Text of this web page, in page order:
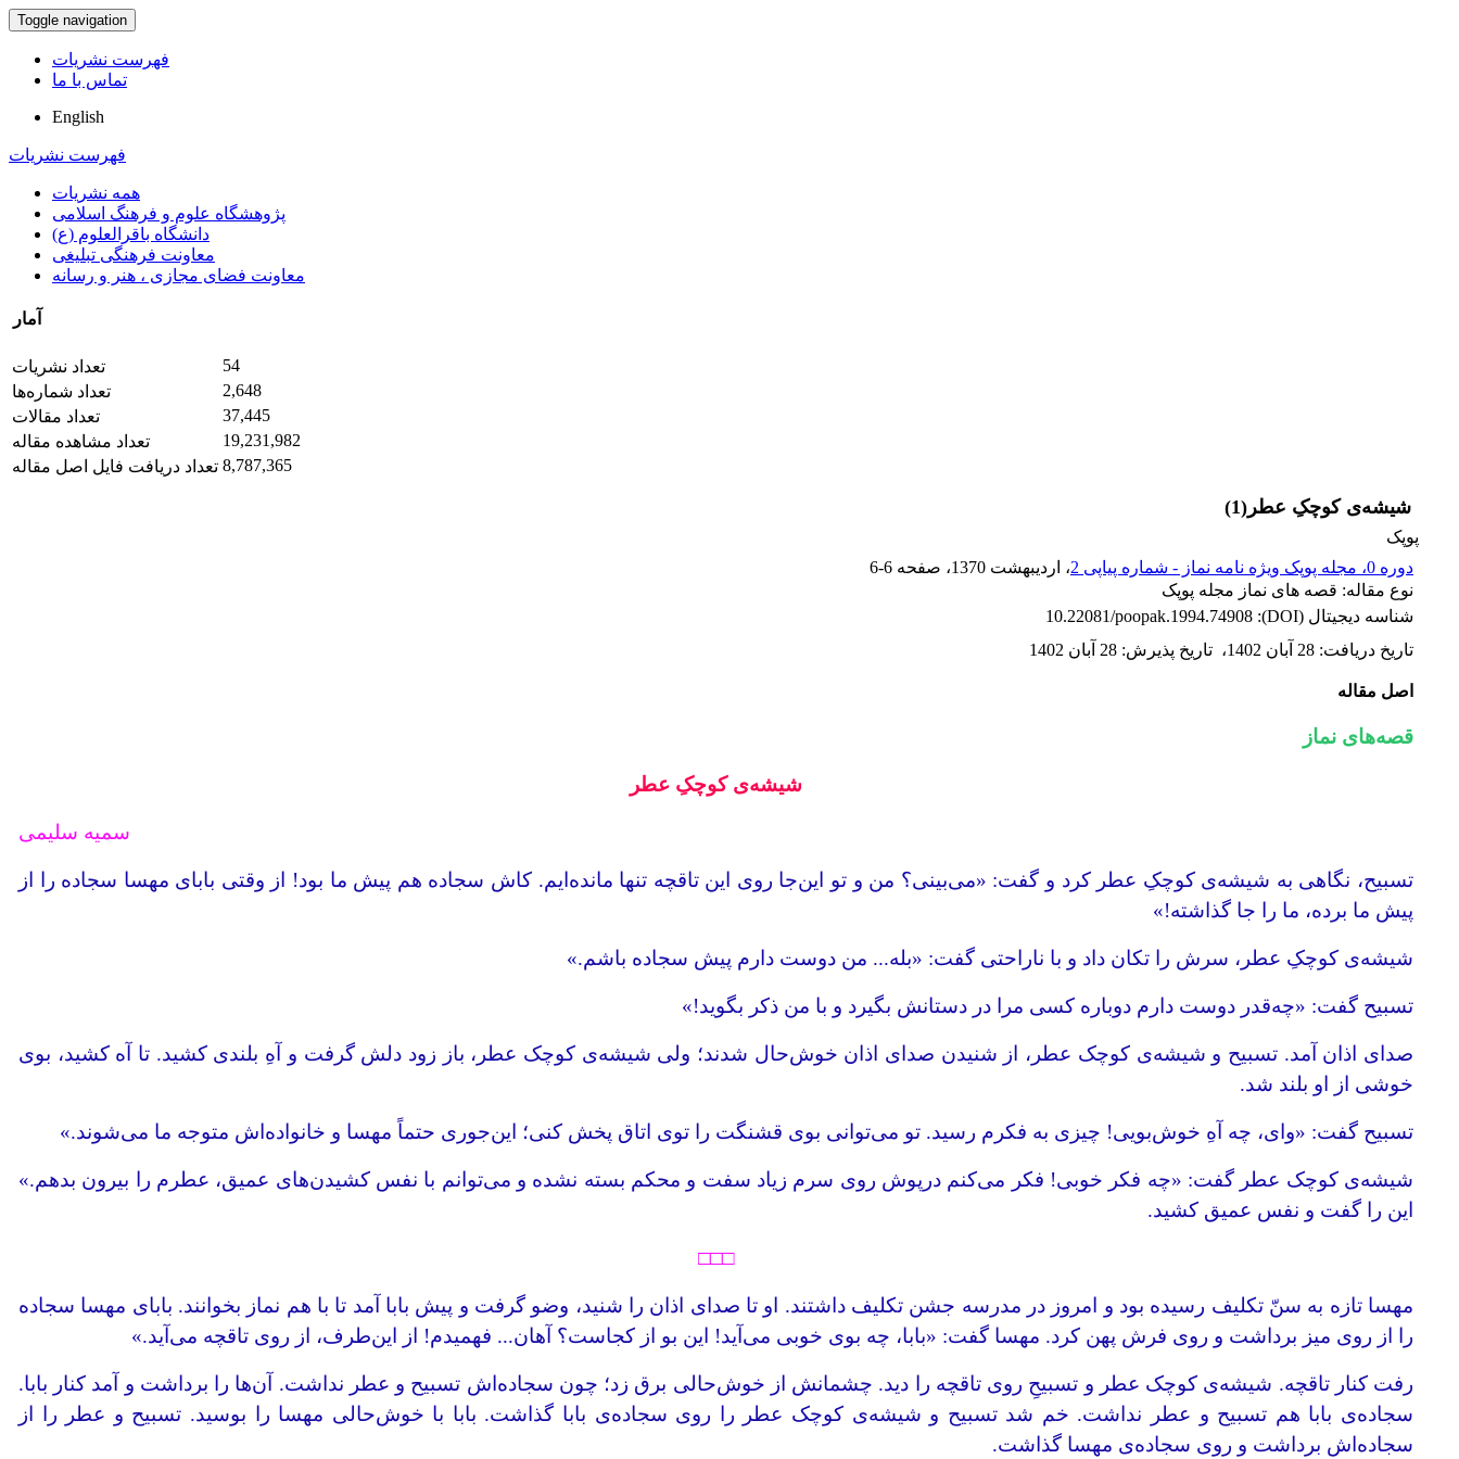
Toggle navigation
فهرست نشریات
تماس با ما
English
فهرست نشریات
همه نشریات
پژوهشگاه علوم و فرهنگ اسلامی
دانشگاه باقرالعلوم (ع)
معاونت فرهنگی تبلیغی
معاونت فضای مجازی ، هنر و رسانه
آمار
تعداد نشریات
54
تعداد شماره‌ها
2,648
تعداد مقالات
37,445
تعداد مشاهده مقاله
19,231,982
تعداد دریافت فایل اصل مقاله 8,787,365
شیشه‌ی کوچکِ عطر(1)
پوپک
دوره 0، مجله پوپک ویژه نامه نماز - شماره پیاپی 2
، اردیبهشت 1370 ، صفحه 6-6
نوع مقاله: قصه های نماز مجله پوپک
شناسه دیجیتال (DOI):
10.22081/poopak.1994.74908
تاریخ دریافت: 28 آبان 1402 ، تاریخ پذیرش: 28 آبان 1402
اصل مقاله
قصه‌های نماز
شیشه‌ی کوچکِ عطر
سمیه سلیمی
تسبیح، نگاهی به شیشه‌ی کوچکِ عطر کرد و گفت: «می‌بینی؟ من و تو این‌جا روی این تاقچه تنها مانده‌ایم. کاش سجاده هم پیش ما بود! از وقتی بابای مهسا سجاده را از
پیش ما برده، ما را جا گذاشته!»
شیشه‌ی کوچکِ عطر، سرش را تکان داد و با ناراحتی گفت: «بله... من دوست دارم پیش سجاده باشم.»
تسبیح گفت: «چه‌قدر دوست دارم دوباره کسی مرا در دستانش بگیرد و با من ذکر بگوید!»
صدای اذان آمد. تسبیح و شیشه‌ی کوچک عطر، از شنیدن صدای اذان خوش‌حال شدند؛ ولی شیشه‌ی کوچک عطر، باز زود دلش گرفت و آهِ بلندی کشید. تا آه کشید، بوی
خوشی از او بلند شد.
تسبیح گفت: «وای، چه آهِ خوش‌بویی! چیزی به فکرم رسید. تو می‌توانی بوی قشنگت را توی اتاق پخش کنی؛ این‌جوری حتماً مهسا و خانواده‌اش متوجه ما می‌شوند.»
شیشه‌ی کوچک عطر گفت: «چه فکر خوبی! فکر می‌کنم درپوش روی سرم زیاد سفت و محکم بسته نشده و می‌توانم با نفس کشیدن‌های عمیق، عطرم را بیرون بدهم.»
این را گفت و نفس عمیق کشید.
□□□
مهسا تازه به سنّ تکلیف رسیده بود و امروز در مدرسه جشن تکلیف داشتند. او تا صدای اذان را شنید، وضو گرفت و پیش بابا آمد تا با هم نماز بخوانند. بابای مهسا سجاده
را از روی میز برداشت و روی فرش پهن کرد. مهسا گفت: «بابا، چه بوی خوبی می‌آید! این بو از کجاست؟ آهان... فهمیدم! از این‌طرف، از روی تاقچه می‌آید.»
رفت کنار تاقچه. شیشه‌ی کوچک عطر و تسبیحِ روی تاقچه را دید. چشمانش از خوش‌حالی برق زد؛ چون سجاده‌اش تسبیح و عطر نداشت. آن‌ها را برداشت و آمد کنار بابا.
سجاده‌ی بابا هم تسبیح و عطر نداشت. خم شد تسبیح و شیشه‌ی کوچک عطر را روی سجاده‌ی بابا گذاشت. بابا با خوش‌حالی مهسا را بوسید. تسبیح و عطر را از
سجاده‌اش برداشت و روی سجاده‌ی مهسا گذاشت.